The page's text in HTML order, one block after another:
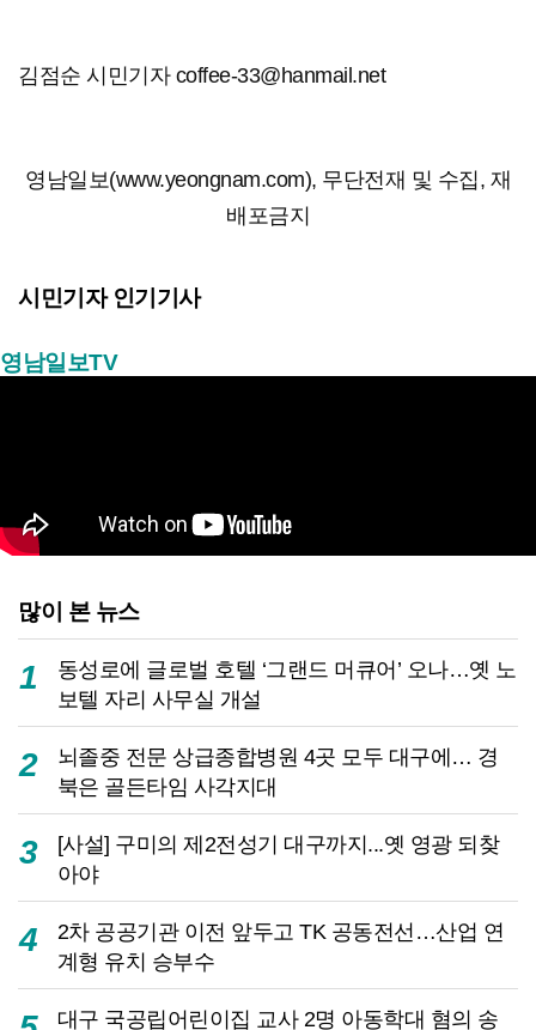
김점순 시민기자 coffee-33@hanmail.net
영남일보(www.yeongnam.com), 무단전재 및 수집, 재
배포금지
시민기자 인기기사
영남일보TV
많이 본 뉴스
1
동성로에 글로벌 호텔 ‘그랜드 머큐어’ 오나…옛 노
보텔 자리 사무실 개설
2
뇌졸중 전문 상급종합병원 4곳 모두 대구에… 경
북은 골든타임 사각지대
3
[사설] 구미의 제2전성기 대구까지...옛 영광 되찾
아야
4
2차 공공기관 이전 앞두고 TK 공동전선…산업 연
계형 유치 승부수
대구 국공립어린이집 교사 2명 아동학대 혐의 송